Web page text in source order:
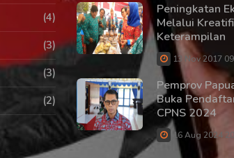
(4)
(3)
(3)
(2)
Peningkatan
Melalui
Keterampilan
13 Nov 2017
Pemprov
Buka
CPNS 2024
16 Aug 2024